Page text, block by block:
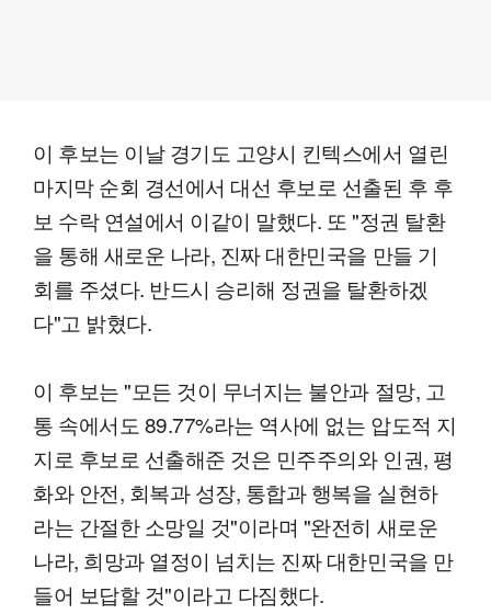
이 후보는 이날 경기도 고양시 킨텍스에서 열린
마지막 순회 경선에서 대선 후보로 선출된 후 후
보 수락 연설에서 이같이 말했다. 또 "정권 탈환
을 통해 새로운 나라, 진짜 대한민국을 만들 기
회를 주셨다. 반드시 승리해 정권을 탈환하겠
다"고 밝혔다.
이 후보는 "모든 것이 무너지는 불안과 절망, 고
통 속에서도 89.77%라는 역사에 없는 압도적 지
지로 후보로 선출해준 것은 민주주의와 인권, 평
화와 안전, 회복과 성장, 통합과 행복을 실현하
라는 간절한 소망일 것"이라며 "완전히 새로운
나라, 희망과 열정이 넘치는 진짜 대한민국을 만
들어 보답할 것"이라고 다짐했다.